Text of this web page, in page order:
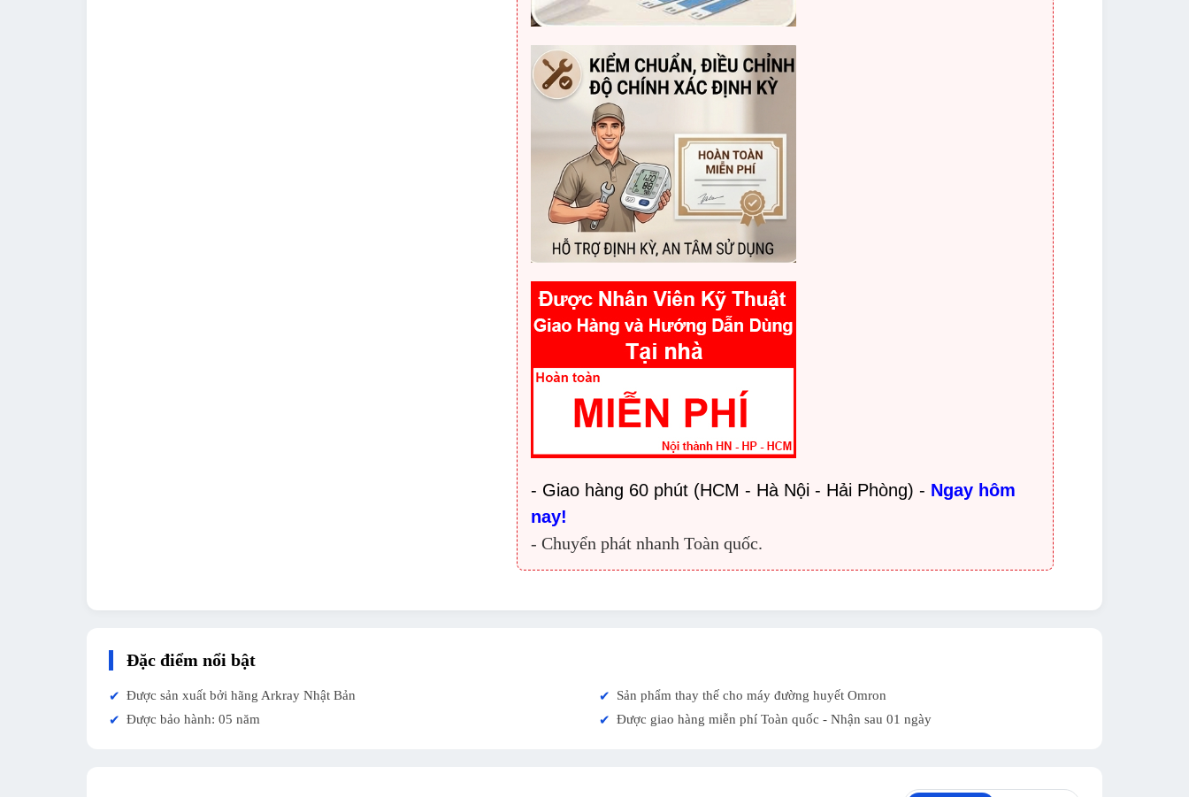
- Giao hàng 60 phút (HCM - Hà Nội - Hải Phòng) - Ngay hôm
nay!
- Chuyển phát nhanh Toàn quốc.
Đặc điểm nổi bật
✔ Được sản xuất bởi hãng Arkray Nhật Bản ✔
Sản phẩm thay thế cho máy đường huyết Omron
✔ Được bảo hành: 05 năm ✔ Được giao hàng miễn phí Toàn quốc - Nhận sau 01 ngày